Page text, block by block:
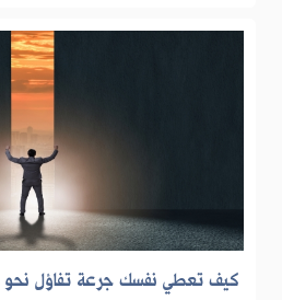
كيف تعطي نفسك جرعة تفاؤل نحو